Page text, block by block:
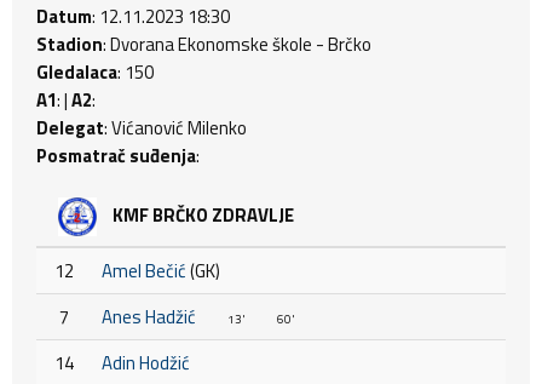
Datum: 12.11.2023 18:30
Stadion: Dvorana Ekonomske škole - Brčko
Gledalaca: 150
A1: |A2:
Delegat: Vićanović Milenko
Posmatrač suđenja:
KMF BRČKO ZDRAVLJE
12 Amel Bečić(GK)
7
Anes Hadžić 13' 60'
14
Adin Hodžić